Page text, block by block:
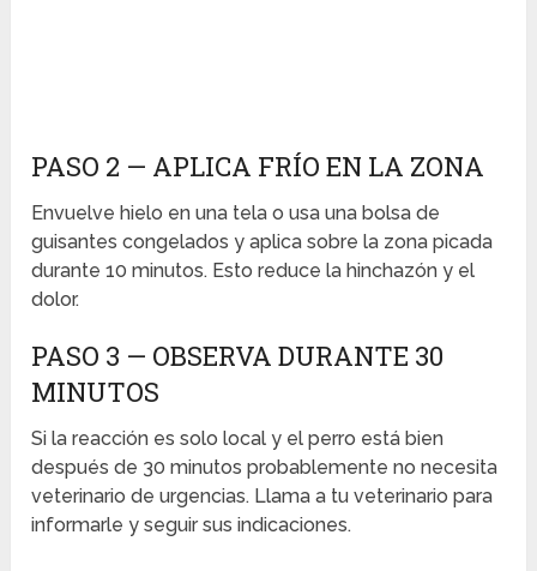
PASO 2 — APLICA FRÍO EN LA ZONA
Envuelve hielo en una tela o usa una bolsa de
guisantes congelados y aplica sobre la zona picada
durante 10 minutos. Esto reduce la hinchazón y el
dolor.
PASO 3 — OBSERVA DURANTE 30
MINUTOS
Si la reacción es solo local y el perro está bien
después de 30 minutos probablemente no necesita
veterinario de urgencias. Llama a tu veterinario para
informarle y seguir sus indicaciones.